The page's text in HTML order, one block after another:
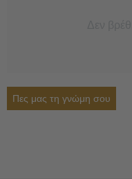
Πες μας τη γνώμη σου